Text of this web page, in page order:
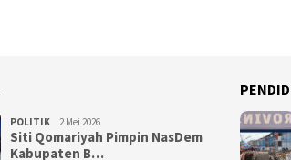
POLITIK 2 Mei 2026
Siti Qomariyah Pimpin NasDem
Kabupaten B…